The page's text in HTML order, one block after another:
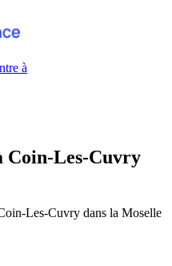
à
Coin-Les-Cuvry
Les-Cuvry dans la Moselle